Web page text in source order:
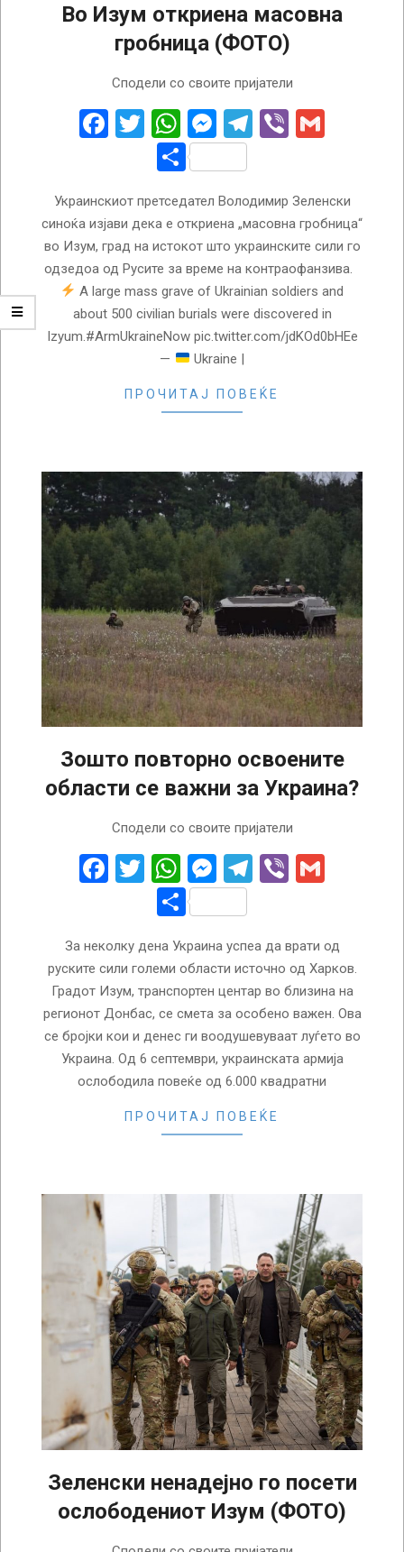
Во Изум откриена масовна
гробница (ФОТО)
Сподели со своите пријатели
Facebook
Twitter
WhatsApp
Messenger
Telegram
Viber
Share
Украинскиот претседател Володимир Зеленски
синоќа изјави дека е откриена „масовна гробница“
во Изум, град на истокот што украинските сили го
одзедоа од Русите за време на контраофанзива.
A large mass grave of Ukrainian soldiers and
about 500 civilian burials were discovered in
Izyum.#ArmUkraineNow pic.twitter.com/jdKOd0bHEe
—
Ukraine |
ПРОЧИТАЈ ПОВЕЌЕ
Зошто повторно освоените
области се важни за Украина?
Сподели со своите пријатели
Facebook
Twitter
WhatsApp
Messenger
Telegram
Viber
Share
За неколку дена Украина успеа да врати од
руските сили големи области источно од Харков.
Градот Изум, транспортен центар во близина на
регионот Донбас, се смета за особено важен. Ова
се бројки кои и денес ги воодушевуваат луѓето во
Украина. Од 6 септември, украинската армија
ослободила повеќе од 6.000 квадратни
ПРОЧИТАЈ ПОВЕЌЕ
Зеленски ненадејно го посети
ослободениот Изум (ФОТО)